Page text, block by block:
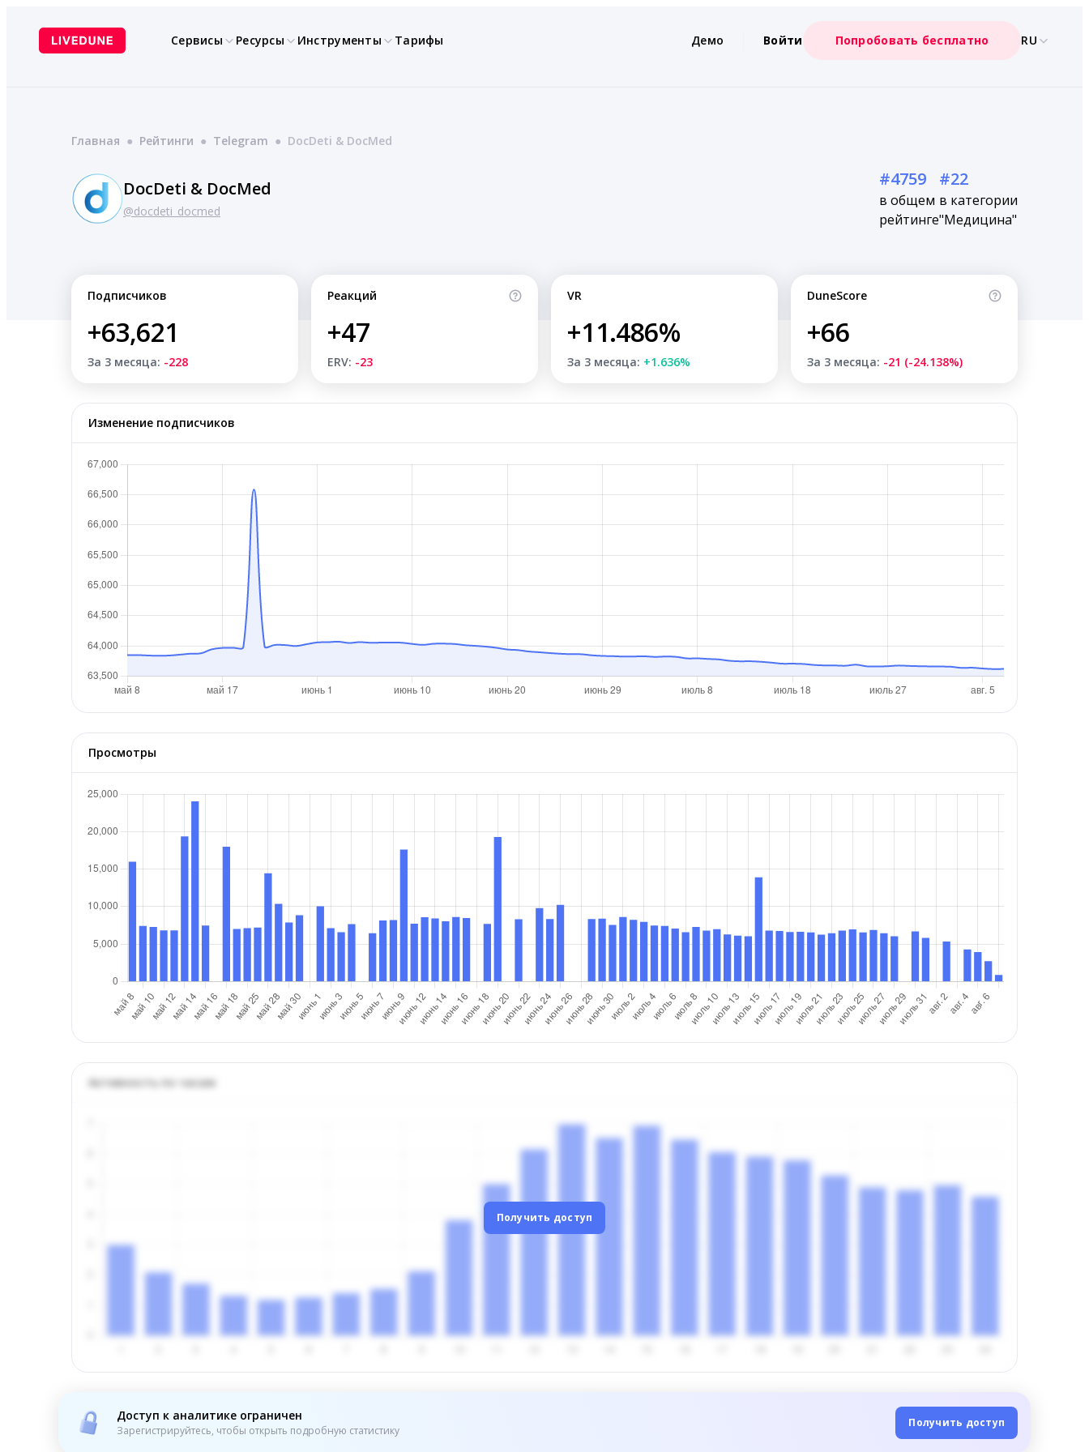
содержимому
Сервисы Ресурсы Инструменты Тарифы Демо Войти Попробовать бесплатно RU
Главная ● Рейтинги ● Telegram ● DocDeti & DocMed
DocDeti & DocMed
@docdeti_docmed
#4759
в общем
рейтинге
#22
в категории
"Медицина"
Подписчиков
+63,621
За 3 месяца: -228
Реакций
+47
ERV: -23
VR
+11.486%
За 3 месяца: +1.636%
DuneScore
+66
За 3 месяца: -21 (-24.138%)
Изменение подписчиков
Просмотры
Активность по часам
Получить доступ
Доступ к аналитике ограничен
Зарегистрируйтесь, чтобы открыть подробную статистику
Получить доступ